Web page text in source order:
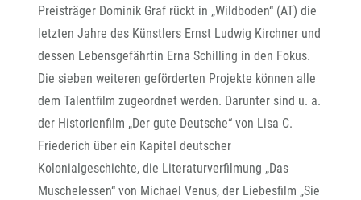
Preisträger Dominik Graf rückt in „Wildboden“ (AT) die
letzten Jahre des Künstlers Ernst Ludwig Kirchner und
dessen Lebensgefährtin Erna Schilling in den Fokus.
Die sieben weiteren geförderten Projekte können alle
dem Talentfilm zugeordnet werden. Darunter sind u. a.
der Historienfilm „Der gute Deutsche“ von Lisa C.
Friederich über ein Kapitel deutscher
Kolonialgeschichte, die Literaturverfilmung „Das
Muschelessen“ von Michael Venus, der Liebesfilm „Sie